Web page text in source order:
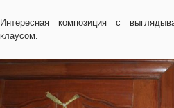
Интересная композиция с
клаусом.